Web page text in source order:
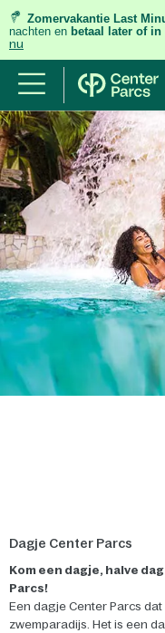
Zomervakantie Last
nachten en betaal later of
nu
Dagje Center Parcs
Kom een dagje, halve
Parcs!
Een dagje Center Parcs
zwemparadijs. Het is een